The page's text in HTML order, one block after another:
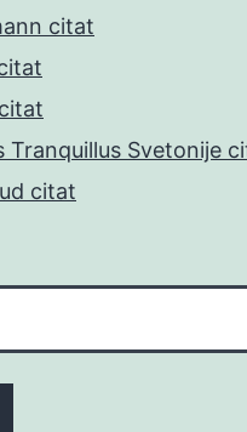
citat
Tranquillus Svetonije
citat